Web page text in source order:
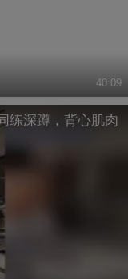
40:09
练深蹲，背心肌肉